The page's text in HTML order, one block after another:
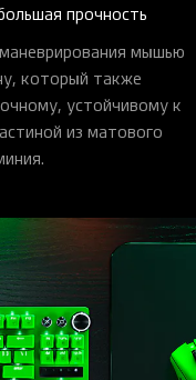
прочность
мышью
который также
устойчивому к
из матового